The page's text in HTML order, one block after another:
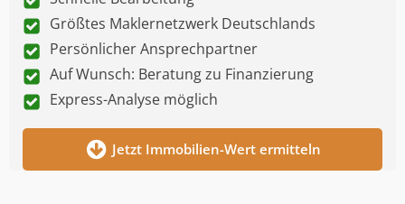
Größtes Maklernetzwerk Deutschlands
Persönlicher Ansprechpartner
Auf Wunsch: Beratung zu Finanzierung
Express-Analyse möglich
Jetzt Immobilien-Wert ermitteln